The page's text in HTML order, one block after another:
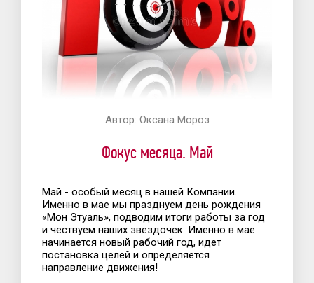
Автор: Оксана Мороз
Фокус месяца. Май
Май - особый месяц в нашей Компании.
Именно в мае мы празднуем день рождения
«Мон Этуаль», подводим итоги работы за год
и чествуем наших звездочек. Именно в мае
начинается новый рабочий год, идет
постановка целей и определяется
направление движения!